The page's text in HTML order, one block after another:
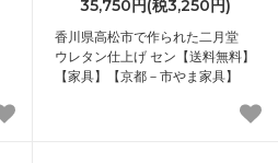
35,750円(税3,250円)
香川県高松市で作られた二月堂
ウレタン仕上げ セン【送料無料】
【家具】【京都－市やま家具】